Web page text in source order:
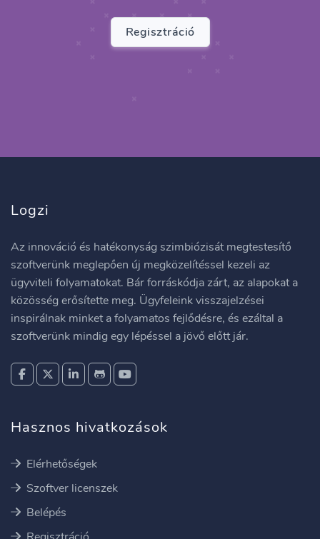
Regisztráció
Logzi
Az innováció és hatékonyság szimbiózisát megtestesítő
szoftverünk meglepően új megközelítéssel kezeli az
ügyviteli folyamatokat. Bár forráskódja zárt, az alapokat a
közösség erősítette meg. Ügyfeleink visszajelzései
inspirálnak minket a folyamatos fejlődésre, és ezáltal a
szoftverünk mindig egy lépéssel a jövő előtt jár.
Hasznos hivatkozások
Elérhetőségek
Szoftver licenszek
Belépés